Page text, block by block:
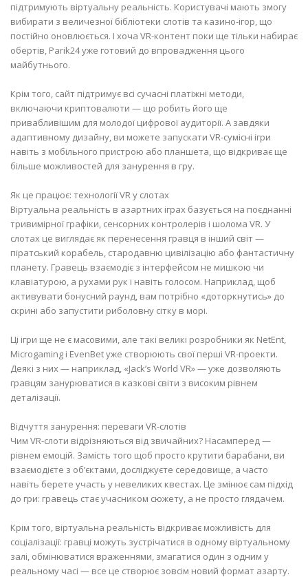
підтримують віртуальну реальність. Користувачі мають змогу
вибирати з величезної бібліотеки слотів та казино-ігор, що
постійно оновлюється. І хоча VR-контент поки ще тільки набирає
обертів, Parik24 уже готовий до впровадження цього
майбутнього.
Крім того, сайт підтримує всі сучасні платіжні методи,
включаючи криптовалюти — що робить його ще
привабливішим для молодої цифрової аудиторії. А завдяки
адаптивному дизайну, ви можете запускати VR-сумісні ігри
навіть з мобільного пристрою або планшета, що відкриває ще
більше можливостей для занурення в гру.
Як це працює: технології VR у слотах
Віртуальна реальність в азартних іграх базується на поєднанні
тривимірної графіки, сенсорних контролерів і шолома VR. У
слотах це виглядає як перенесення гравця в інший світ —
піратський корабель, стародавню цивілізацію або фантастичну
планету. Гравець взаємодіє з інтерфейсом не мишкою чи
клавіатурою, а рухами рук і навіть голосом. Наприклад, щоб
активувати бонусний раунд, вам потрібно «доторкнутись» до
скрині або запустити риболовну сітку в морі.
Ці ігри ще не є масовими, але такі великі розробники як NetEnt,
Microgaming і EvenBet уже створюють свої перші VR-проекти.
Деякі з них — наприклад, «Jack’s World VR» — уже дозволяють
гравцям занурюватися в казкові світи з високим рівнем
деталізації.
Відчуття занурення: переваги VR-слотів
Чим VR-слоти відрізняються від звичайних? Насамперед —
рівнем емоцій. Замість того щоб просто крутити барабани, ви
взаємодієте з об’єктами, досліджуєте середовище, а часто
навіть берете участь у невеликих квестах. Це змінює сам підхід
до гри: гравець стає учасником сюжету, а не просто глядачем.
Крім того, віртуальна реальність відкриває можливість для
соціалізації: гравці можуть зустрічатися в одному віртуальному
залі, обмінюватися враженнями, змагатися один з одним у
реальному часі — все це створює зовсім новий формат азарту.